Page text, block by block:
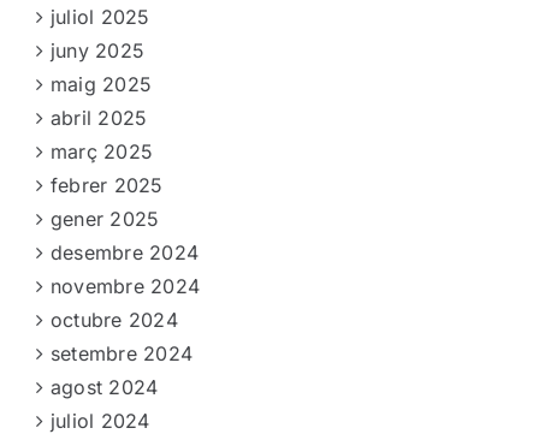
juliol 2025
juny 2025
maig 2025
abril 2025
març 2025
febrer 2025
gener 2025
desembre 2024
novembre 2024
octubre 2024
setembre 2024
agost 2024
juliol 2024